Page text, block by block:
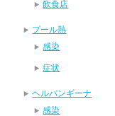
飲食店
プール熱
感染
症状
ヘルパンギーナ
感染